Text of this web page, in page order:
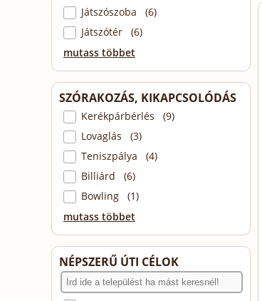
Játszószoba (6)
Játszótér (6)
mutass többet
SZÓRAKOZÁS, KIKAPCSOLÓDÁS
Kerékpárbérlés (9)
Lovaglás (3)
Teniszpálya (4)
Billiárd (6)
Bowling (1)
mutass többet
NÉPSZERŰ ÚTI CÉLOK